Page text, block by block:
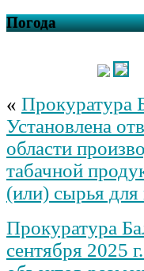
Погода
« Прокуратура
Установлена
области
табачной
(или) сырья для
Прокуратура
сентября 2025